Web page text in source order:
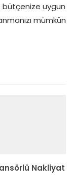
bütçenize uygun
mümkün
Nakliyat